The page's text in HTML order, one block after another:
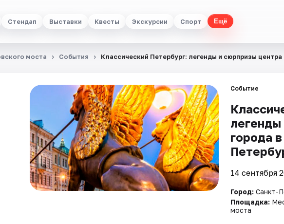
Стендап Выставки Квесты Экскурсии Спорт Ещё
моста События Классический Петербург: легенды и сюрпризы
Событие
города
14 сентября
Город: Санкт-
Площадка:
моста